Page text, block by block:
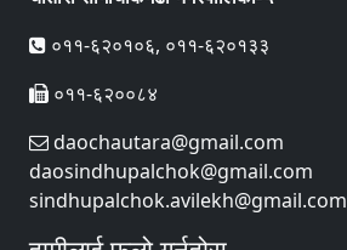
०११-६२०१०६, ०११-६२०१३३
०११-६२००८४
daochautara@gmail.com
daosindhupalchok@gmail.com
sindhupalchok.avilekh@gmail.com